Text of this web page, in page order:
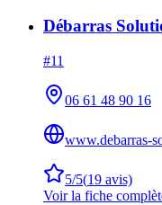
Débarras
#11
06 61 48 90 16
www.debarras-
5/5(19 avis)
Voir la fiche